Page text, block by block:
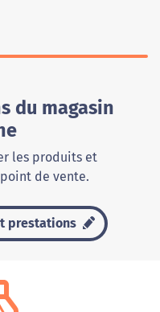
du magasin
les produits et
de vente.
prestations